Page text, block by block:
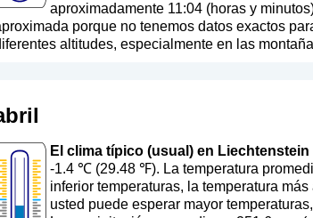
aproximadamente 11:04 (horas y
porque no tenemos datos exactos
altitudes, especialmente en las
El clima típico (usual) en
-1.4 ℃ (29.48 ℉). La temperatura
inferior temperaturas, la temperatura
usted puede esperar mayor